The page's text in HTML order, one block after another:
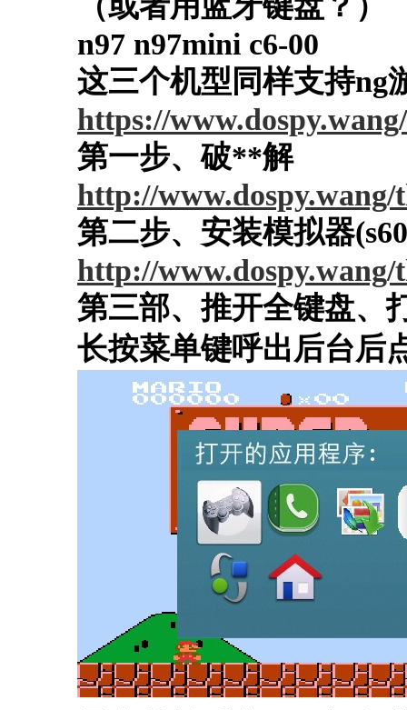
n97 n97mini c6-00
这三个机型同样支持ng
https://
第一步、破**解
http://www.dospy.wang/
第二步、安装模拟器
http://www.dospy.wang/
第三部、推开全键盘、
长按菜单键呼出后台后